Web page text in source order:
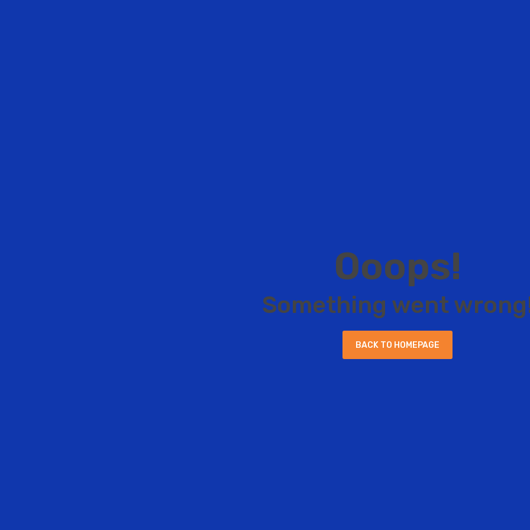
Ooops!
Something went wrong
BACK TO HOM EPAG E